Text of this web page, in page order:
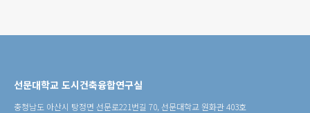
선문대학교 도시건축융합연구실
충청남도 아산시 탕정면 선문로221번길 70, 선문대학교 원화관 403호